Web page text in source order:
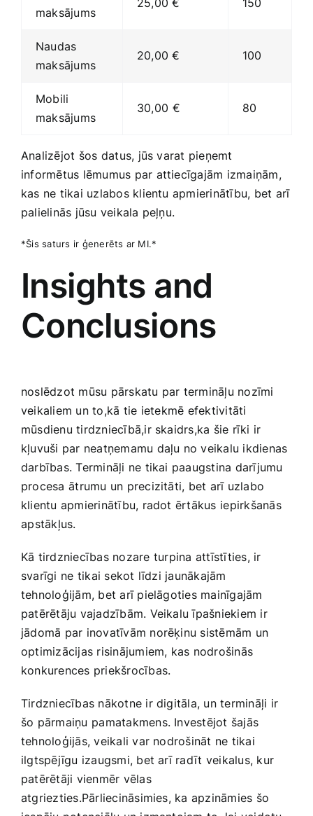
maksājums
25,00 € 150
Naudas
maksājums
20,00 € 100
Mobili
maksājums
30,00⁣ € 80
Analizējot ⁣šos datus, jūs varat pieņemt
informētus lēmumus par attiecīgajām izmaiņām,‍
kas ne tikai uzlabos klientu apmierinātību, bet arī
palielinās jūsu veikala peļņu.
*Šis saturs ​ir‌ ģenerēts ar MI.*
Insights and
Conclusions
noslēdzot mūsu pārskatu par termināļu nozīmi
veikaliem un to,kā⁣ tie ietekmē efektivitāti
mūsdienu tirdzniecībā,ir skaidrs,ka šie rīki ir
kļuvuši par neatņemamu daļu no veikalu ikdienas
darbības. Termināļi ne tikai paaugstina darījumu‌
procesa ⁣ātrumu un ‍precizitāti, bet arī uzlabo
klientu apmierinātību, radot ērtākus⁣ iepirkšanās
⁤apstākļus.⁢
Kā tirdzniecības nozare ⁢turpina attīstīties, ir
svarīgi ne⁣ tikai sekot līdzi jaunākajām
tehnoloģijām, bet arī pielāgoties mainīgajām⁢
patērētāju vajadzībām.‌ Veikalu īpašniekiem ir
jādomā par inovatīvām norēķinu sistēmām un
optimizācijas risinājumiem, kas nodrošinās
konkurences priekšrocības.
Tirdzniecības nākotne ‍ir digitāla, un termināļi ir
šo pārmaiņu ⁣pamatakmens. Investējot šajās
tehnoloģijās, veikali var nodrošināt ne tikai
ilgtspējīgu izaugsmi, bet arī radīt⁣ veikalus, kur
patērētāji vienmēr ‌vēlas
atgriezties.Pārliecināsimies, ka apzināmies šo